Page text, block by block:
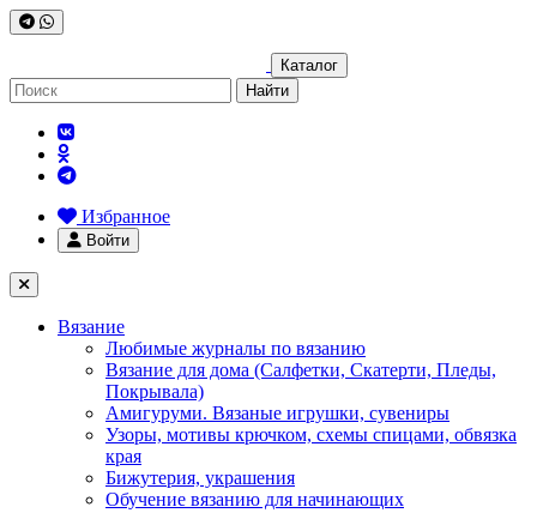
Каталог
Найти
Избранное
Войти
Вязание
Любимые журналы по вязанию
Вязание для дома (Салфетки, Скатерти, Пледы,
Покрывала)
Амигуруми. Вязаные игрушки, сувениры
Узоры, мотивы крючком, схемы спицами, обвязка
края
Бижутерия, украшения
Обучение вязанию для начинающих